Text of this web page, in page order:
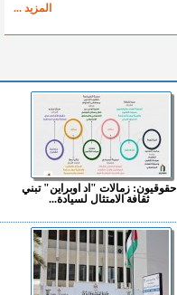
المزيد ...
حقوقيون: زمالات "اد اوبراين" تبني
ثقافة الامتثال لسيادة...